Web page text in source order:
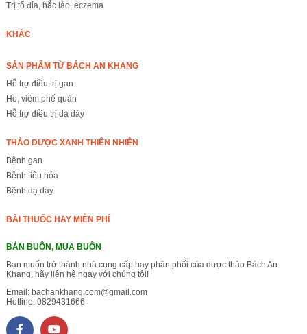
Trị tổ đỉa, hắc lào, eczema
KHÁC
SẢN PHẨM TỪ BÁCH AN KHANG
Hỗ trợ điều trị gan
Ho, viêm phế quản
Hỗ trợ điều trị dạ dày
THẢO DƯỢC XANH THIÊN NHIÊN
Bệnh gan
Bệnh tiêu hóa
Bệnh dạ dày
BÀI THUỐC HAY MIỄN PHÍ
BÁN BUÔN, MUA BUÔN
Bạn muốn trở thành nhà cung cấp hay phân phối của dược thảo Bách An
Khang, hãy liên hệ ngay với chúng tôi!
Email: bachankhang.com@gmail.com
Hotline: 0829431666